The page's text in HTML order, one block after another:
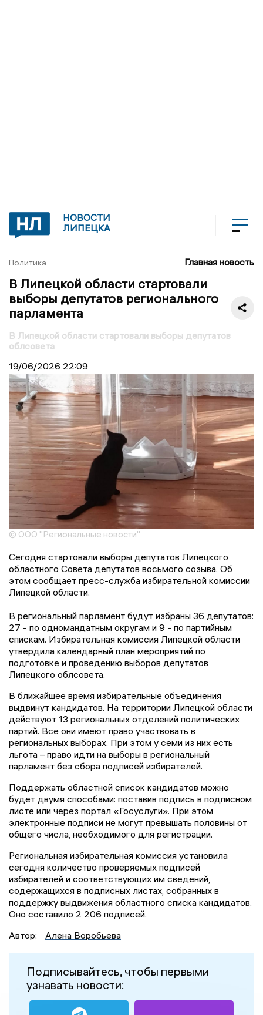
НОВОСТИ
ЛИПЕЦКА
Политика Главная новость
В Липецкой области стартовали
выборы депутатов регионального
парламента
В Липецкой области стартовали выборы депутатов
облсовета
19/06/2026 22:09
© ООО "Региональные новости"
Сегодня стартовали выборы депутатов Липецкого
областного Совета депутатов восьмого созыва. Об
этом сообщает пресс-служба избирательной комиссии
Липецкой области.
В региональный парламент будут избраны 36 депутатов:
27 - по одномандатным округам и 9 - по партийным
спискам. Избирательная комиссия Липецкой области
утвердила календарный план мероприятий по
подготовке и проведению выборов депутатов
Липецкого облсовета.
В ближайшее время избирательные объединения
выдвинут кандидатов. На территории Липецкой области
действуют 13 региональных отделений политических
партий. Все они имеют право участвовать в
региональных выборах. При этом у семи из них есть
льгота – право идти на выборы в региональный
парламент без сбора подписей избирателей.
Поддержать областной список кандидатов можно
будет двумя способами: поставив подпись в подписном
листе или через портал «Госуслуги». При этом
электронные подписи не могут превышать половины от
общего числа, необходимого для регистрации.
Региональная избирательная комиссия установила
сегодня количество проверяемых подписей
избирателей и соответствующих им сведений,
содержащихся в подписных листах, собранных в
поддержку выдвижения областного списка кандидатов.
Оно составило 2 206 подписей.
Автор:
Алена Воробьева
Подписывайтесь, чтобы первыми
узнавать новости: